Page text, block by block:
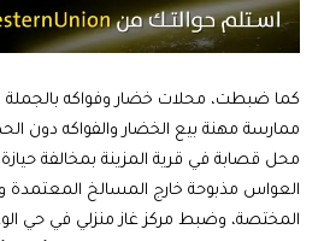
كما ضبطت، محلات خضار وفواكه
ممارسة مهنة بيع الخضار والفواكه دون
محل قصابة في قرية المزينة بمخالفة
العواس مذبوحة خارج المسالخ المعتمدة
المختصة، وضبط مركز غاز منزلي في حي